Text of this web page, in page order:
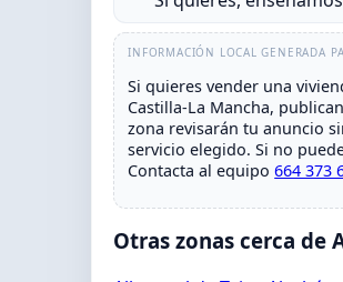
INFORMACIÓN LOCAL GENERADA
Si quieres vender una
Castilla-La Mancha,
zona revisarán tu anuncio
servicio elegido. Si no
Contacta al equipo664 373
Otras zonas cerca de